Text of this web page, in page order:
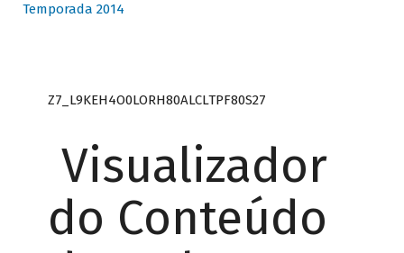
Temporada 2014
Z7_L9KEH4O0LORH80ALCLTPF80S27
Visualizador
do Conteúdo